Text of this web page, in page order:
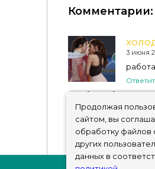
FlyStone - Toddler Lace
Комментарии:
3 июня
Чтобы добавить
авторизоваться!
Продолжая
сайтом, вы
обработку файлов
других
данных в